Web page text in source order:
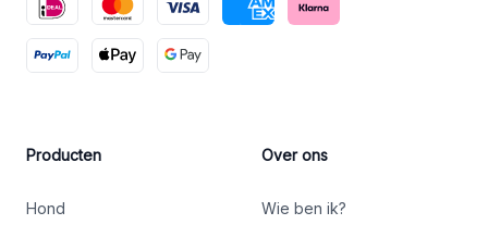
Producten
Hond
Over ons
Wie ben ik?